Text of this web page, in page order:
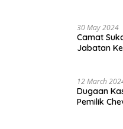
30 May 2024
Camat
Jabatan
12 March
Dugaan
Pemilik